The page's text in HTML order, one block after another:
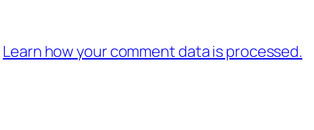
Learn how your comment data is processed.